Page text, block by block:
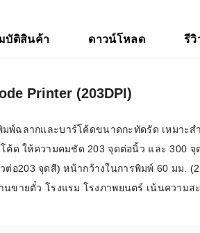
บัติสินค้า ดาวน์โหลด รีวิ
Printer (203DPI)
มพ์ฉลากและบาร์โค้ดขนาดกะทัดรัด เหม
ให้ความคมชัด 203 จุดต่อนิ้ว และ 300 จุ
อ203 จุดสี) หน้ากว้างในการพิมพ์ 60 มม.
ขายตั๋ว โรงแรม โรงภาพยนตร์ เน้นความ